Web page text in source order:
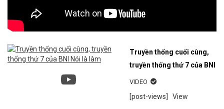
Truyền thống cuối cùng,
truyền thống thứ 7 của BNI
Nói là làm
VIDEO
[post-views] View